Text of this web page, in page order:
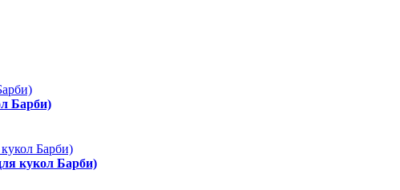
Барби)
кукол Барби)